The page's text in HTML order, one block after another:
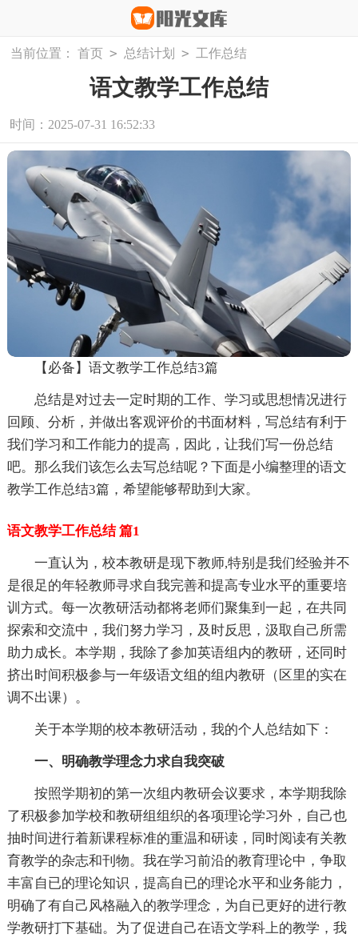
当前位置： 首页 > 总结计划 > 工作总结
语文教学工作总结
时间：2025-07-31 16:52:33
【必备】语文教学工作总结3篇
总结是对过去一定时期的工作、学习或思想情况进行
回顾、分析，并做出客观评价的书面材料，写总结有利于
我们学习和工作能力的提高，因此，让我们写一份总结
吧。那么我们该怎么去写总结呢？下面是小编整理的语文
教学工作总结3篇，希望能够帮助到大家。
语文教学工作总结 篇1
一直认为，校本教研是现下教师,特别是我们经验并不
是很足的年轻教师寻求自我完善和提高专业水平的重要培
训方式。每一次教研活动都将老师们聚集到一起，在共同
探索和交流中，我们努力学习，及时反思，汲取自己所需
助力成长。本学期，我除了参加英语组内的教研，还同时
挤出时间积极参与一年级语文组的组内教研（区里的实在
调不出课）。
关于本学期的校本教研活动，我的个人总结如下：
一、明确教学理念力求自我突破
按照学期初的第一次组内教研会议要求，本学期我除
了积极参加学校和教研组组织的各项理论学习外，自己也
抽时间进行着新课程标准的重温和研读，同时阅读有关教
育教学的杂志和刊物。我在学习前沿的教育理论中，争取
丰富自已的理论知识，提高自已的理论水平和业务能力，
明确了有自己风格融入的教学理念，为自已更好的进行教
学教研打下基础。为了促进自己在语文学科上的教学，我